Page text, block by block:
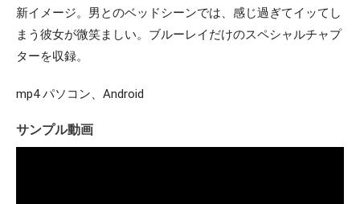
新イメージ。男とのベッドシーンでは、感じ過ぎてイッてし
まう彼女が微笑ましい。ブルーレイだけのスペシャルチャプ
ターを収録。
mp4 パソコン、Android
サンプル動画